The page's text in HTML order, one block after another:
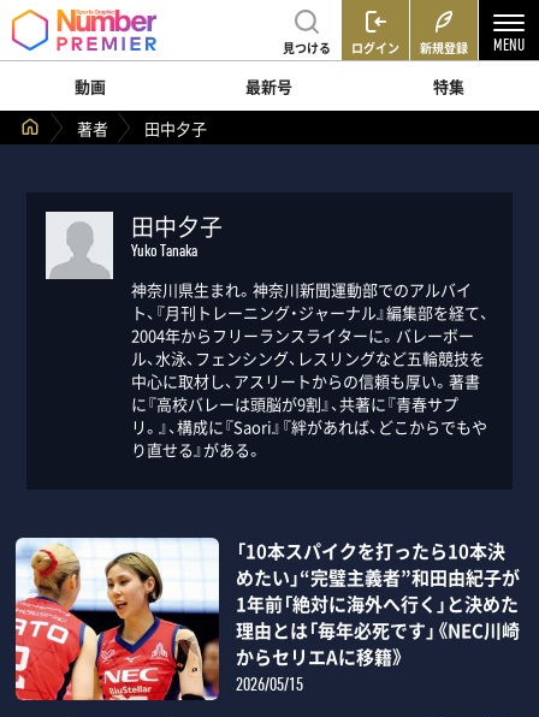
見つける ログイン 新規登録
動画 最新号
特集
著者
田中夕子
田中夕子
Yuko Tanaka
神奈川県生まれ。神奈川新聞運動部でのアルバイ
ト、『月刊トレーニング・ジャーナル』編集部を経て、
2004年からフリーランスライターに。バレーボー
ル、水泳、フェンシング、レスリングなど五輪競技を
中心に取材し、アスリートからの信頼も厚い。著書
に『高校バレーは頭脳が9割』、共著に『青春サプ
リ。』、構成に『Saori』『絆があれば、どこからでもや
り直せる』がある。
「10本スパイクを打ったら10本決
めたい」“完璧主義者”和田由紀子が
1年前「絶対に海外へ行く」と決めた
理由とは「毎年必死です」《NEC川崎
からセリエAに移籍》
2026/05/15